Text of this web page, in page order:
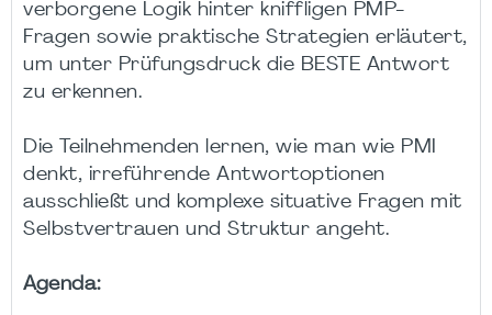
verborgene Logik hinter kniffligen PMP-
Fragen sowie praktische Strategien erläutert,
um unter Prüfungsdruck die BESTE Antwort
zu erkennen.
Die Teilnehmenden lernen, wie man wie PMI
denkt, irreführende Antwortoptionen
ausschließt und komplexe situative Fragen mit
Selbstvertrauen und Struktur angeht.
Agenda: